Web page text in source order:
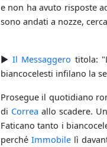
e non ha avuto risposte
sono andati a nozze,
► Il Messaggero titola:
biancocelesti infilano la
Prosegue il quotidiano
di Correa allo scadere.
Faticano tanto i
perché Immobilelì